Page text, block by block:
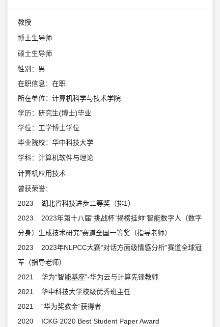
教授
博士生导师
硕士生导师
性别：男
在职信息：在职
所在单位：计算机科学与技术学院
学历：研究生(博士)毕业
学位：工学博士学位
毕业院校：华中科技大学
学科：计算机软件与理论
计算机应用技术
曾获荣誉：
2023 湖北省科技进步二等奖（排1）
2023 2023年第十八届“挑战杯”揭榜挂帅“智能数字人（数字
分身）生成技术研究”赛道全国一等奖（指导老师）
2023 2023年NLPCC大赛“对话方面级情感分析”赛道全球冠
军（指导老师）
2021 华为“智能基座”-华为云与计算先锋教师
2021 华中科技大学校级优秀班主任
2021 “华为奖教金”获得者
2020 ICKG 2020 Best Student Paper Award